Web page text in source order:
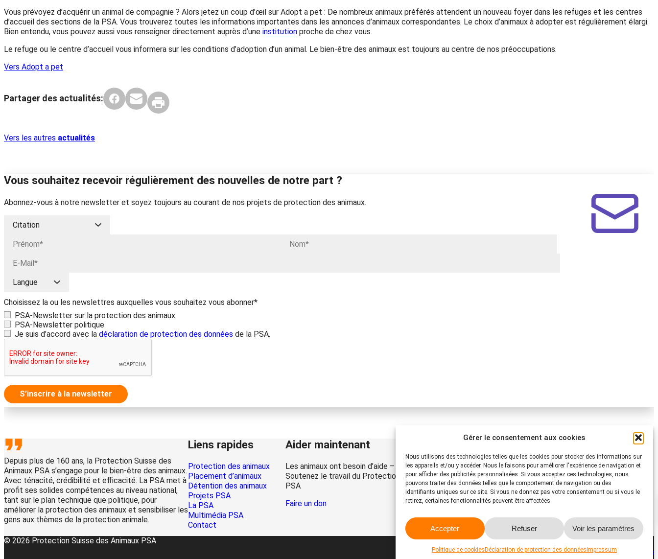
Gérer le consentement aux cookies
Nous utilisons des technologies telles que les cookies pour stocker des informations sur
les appareils et/ou y accéder. Nous le faisons pour améliorer l'expérience de navigation et
pour afficher des publicités personnalisées. Si vous acceptez ces technologies, nous
pouvons traiter des données telles que le comportement de navigation ou des
identifiants uniques sur ce site. Si vous ne donnez pas votre consentement ou si vous le
retirez, certaines fonctionnalités peuvent être affectées.
Accepter Refuser Voir les paramètres
Politique de cookies Déclaration de protection des données Impressum
Vous prévoyez d’acquérir un animal de compagnie ? Alors jetez un coup d’œil sur Adopt a pet : De nombreux animaux préférés attendent un nouveau foyer dans les refuges et les centres
d’accueil des sections de la PSA. Vous trouverez toutes les informations importantes dans les annonces d’animaux correspondantes. Le choix d’animaux à adopter est régulièrement élargi.
Bien entendu, vous pouvez aussi vous renseigner directement auprès d’une institution proche de chez vous.
Le refuge ou le centre d’accueil vous informera sur les conditions d’adoption d’un animal. Le bien-être des animaux est toujours au centre de nos préoccupations.
Vers Adopt a pet
Partager des actualités:
Vers les autres actualités
Vous souhaitez recevoir régulièrement des nouvelles de notre part ?
Abonnez-vous à notre newsletter et soyez toujours au courant de nos projets de protection des animaux.
Choisissez la ou les newslettres auxquelles vous souhaitez vous abonner*
PSA-Newsletter sur la protection des animaux
PSA-Newsletter politique
Je suis d’accord avec la déclaration de protection des données de la PSA.
S’inscrire à la newsletter
Depuis plus de 160 ans, la Protection Suisse des
Animaux PSA s’engage pour le bien-être des animaux.
Avec ténacité, crédibilité et efficacité. La PSA met à
profit ses solides compétences au niveau national,
tant sur le plan technique que politique, pour
améliorer la protection des animaux et sensibiliser les
gens aux thèmes de la protection animale.
Liens rapides
Protection des animaux
Placement d’animaux
Détention des animaux
Projets PSA
La PSA
Multimédia PSA
Contact
Aider maintenant
Les animaux ont besoin d’aide – la vôtre aussi.
Soutenez le travail du Protection Suisse des Animaux
PSA
Faire un don
Protection Suisse des Animaux PSA
Dornacherstrasse 101
CH-4053 Bâle
Téléphone 058 510 64 00
psa@protection-animaux.com
Instagram
© 2026 Protection Suisse des Animaux PSA Impressum Protection des donnéesPolitique de cookies